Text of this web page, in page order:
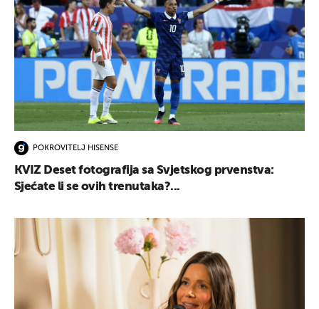
POKROVITELJ HISENSE
KVIZ Deset fotografija sa Svjetskog prvenstva:
Sjećate li se ovih trenutaka?...